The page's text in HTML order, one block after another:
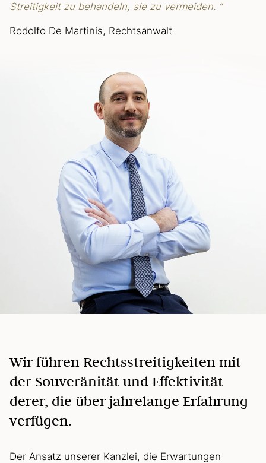
Streitigkeit zu behandeln, sie zu vermeiden. ”
Rodolfo De Martinis, Rechtsanwalt
Wir führen Rechtsstreitigkeiten mit
der Souveränität und Effektivität
derer, die über jahrelange Erfahrung
verfügen.
Der Ansatz unserer Kanzlei, die Erwartungen